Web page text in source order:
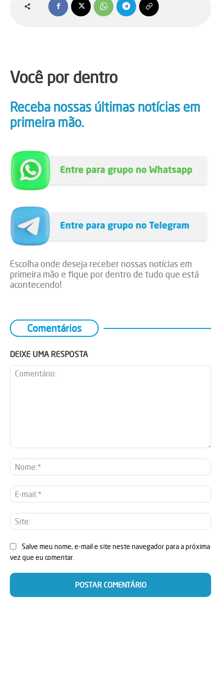
Você por dentro
Receba nossas últimas notícias em
primeira mão.
Escolha onde deseja receber nossas notícias em
primeira mão e fique por dentro de tudo que está
acontecendo!
Comentários
DEIXE UMA RESPOSTA
E-
Salve meu nome, e-mail e site neste navegador para a próxima
vez que eu comentar.